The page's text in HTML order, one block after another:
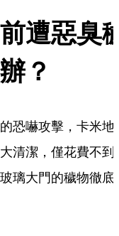
遭惡臭
？
恐嚇攻擊，卡米地
清潔，僅花費不到
璃大門的穢物徹底